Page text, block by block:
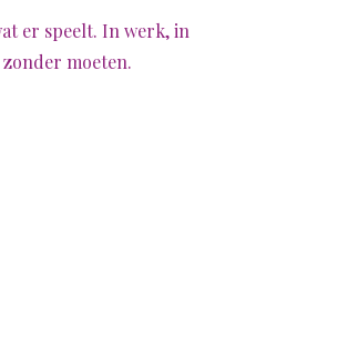
er speelt. In werk, in
moeten.